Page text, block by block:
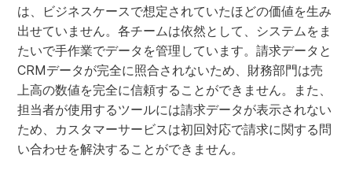
は、ビジネスケースで想定されていたほどの価値を生み
出せていません。各チームは依然として、システムをま
たいで手作業でデータを管理しています。請求データと
CRMデータが完全に照合されないため、財務部門は売
上高の数値を完全に信頼することができません。また、
担当者が使用するツールには請求データが表示されない
ため、カスタマーサービスは初回対応で請求に関する問
い合わせを解決することができません。